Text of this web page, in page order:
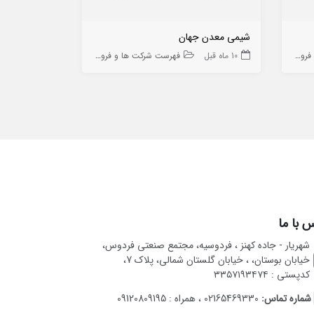
ها
شیمی معدن جهان
10 ماه قبل فهرست شرکت ها و فروشگاه ها
با ما
شهریار - جاده کهنز ، فردوسیه، مجتمع صنعتی فردوس،
خیابان بوستان، ، خیابان گلستان شمالی، پلاک 7،
کدپستی : ۳۳۵۷۱۹۳۴۷۴
شماره تماس: 02165469330 ، همراه : 09120809195